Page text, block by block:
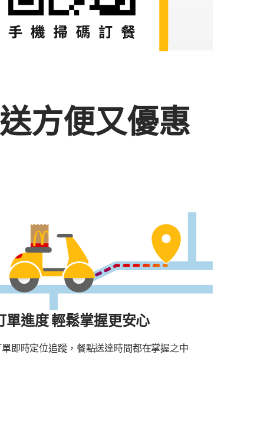
方便又優惠
單進度 輕鬆掌握更安心
單即時定位追蹤，餐點送達時間都在掌握之中